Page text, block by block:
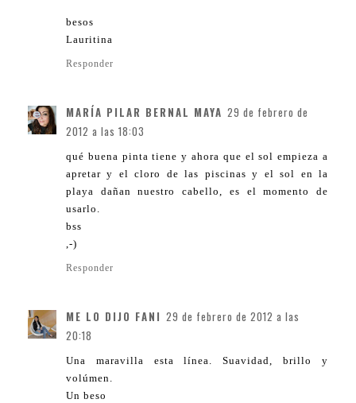
besos
Lauritina
Responder
MARÍA PILAR BERNAL MAYA 29 de febrero de
2012 a las 18:03
qué buena pinta tiene y ahora que el sol empieza a
apretar y el cloro de las piscinas y el sol en la
playa dañan nuestro cabello, es el momento de
usarlo.
bss
,-)
Responder
ME LO DIJO FANI 29 de febrero de 2012 a las
20:18
Una maravilla esta línea. Suavidad, brillo y
volúmen.
Un beso